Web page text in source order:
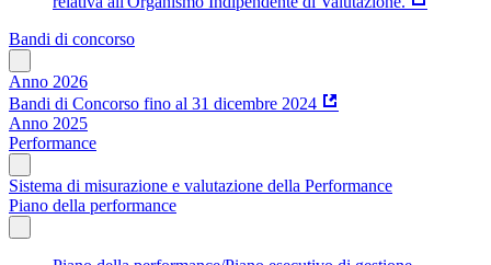
Bandi di concorso
Anno 2026
Bandi di Concorso fino al 31 dicembre 2024
Anno 2025
Performance
Sistema di misurazione e valutazione della Performance
Piano della performance